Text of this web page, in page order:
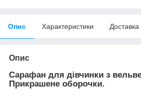
Опис Характеристики Доставка
Опис
Сарафан для дівчинки з
Прикрашене оборочки.